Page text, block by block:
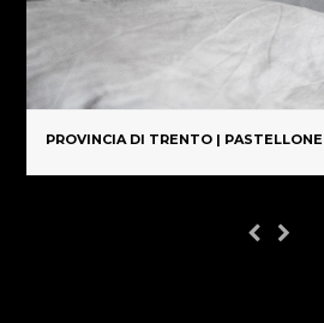
PROVINCIA DI TRENTO | PASTELLONE